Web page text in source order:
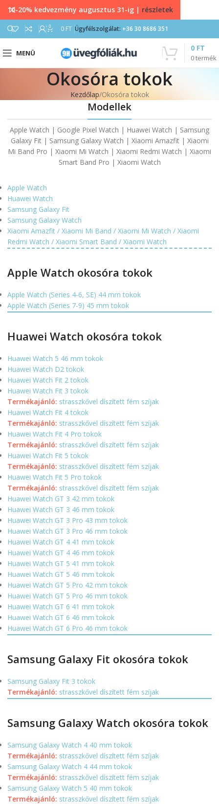
0 0 FT Ügyfélszolgálat: +36 30 8686 351
MENÜ
0termék
0 FT
Okosóra tokok
Kezdőlap Okosóra tokok
Modellek
Apple Watch | Google Pixel Watch | Huawei Watch | Samsung
Galaxy Fit | Samsung Galaxy Watch | Xiaomi Amazfit | Xiaomi
Mi Band Pro | Xiaomi Mi Watch | Xiaomi Redmi Watch | Xiaomi
Smart Band Pro | Xiaomi Watch
Apple Watch
Huawei Watch
Samsung Galaxy Fit
Samsung Galaxy Watch
Xiaomi Amazfit / Xiaomi Mi Band / Xiaomi Mi Watch / Xiaomi
Redmi Watch / Xiaomi Smart Band / Xiaomi Watch
Apple Watch okosóra tokok
Apple Watch (Series 4-6, SE) 44 mm tokok
Apple Watch (Series 7-9) 45 mm tokok
Huawei Watch okosóra tokok
Huawei Watch 5 46 mm tokok
Huawei Watch D2 tokok
Huawei Watch Fit 2 tokok
Huawei Watch Fit 3 tokok
Termékajánló: strasszkővel díszített fém szíjak
Huawei Watch Fit 4 tokok
Termékajánló: strasszkővel díszített fém szíjak
Huawei Watch Fit 4 Pro tokok
Termékajánló: strasszkővel díszített fém szíjak
Huawei Watch Fit 5 tokok
Termékajánló: strasszkővel díszített fém szíjak
Huawei Watch Fit 5 Pro tokok
Termékajánló: strasszkővel díszített fém szíjak
Huawei Watch GT 3 42 mm tokok
Huawei Watch GT 3 46 mm tokok
Huawei Watch GT 3 Pro 43 mm tokok
Huawei Watch GT 3 Pro 46 mm tokok
Huawei Watch GT 4 41 mm tokok
Huawei Watch GT 4 46 mm tokok
Huawei Watch GT 5 41 mm tokok
Huawei Watch GT 5 46 mm tokok
Huawei Watch GT 5 Pro 42 mm tokok
Huawei Watch GT 5 Pro 46 mm tokok
Huawei Watch GT 6 41 mm tokok
Huawei Watch GT 6 46 mm tokok
Huawei Watch GT 6 Pro 46 mm tokok
Samsung Galaxy Fit okosóra tokok
Samsung Galaxy Fit 3 tokok
Termékajánló: strasszkővel díszített fém szíjak
Samsung Galaxy Watch okosóra tokok
Samsung Galaxy Watch 4 40 mm tokok
Termékajánló: strasszkővel díszített fém szíjak
Samsung Galaxy Watch 4 44 mm tokok
Termékajánló: strasszkővel díszített fém szíjak
Samsung Galaxy Watch 5 40 mm tokok
Termékajánló: strasszkővel díszített fém szíjak
10-20% kedvezmény augusztus 31-ig | részletek